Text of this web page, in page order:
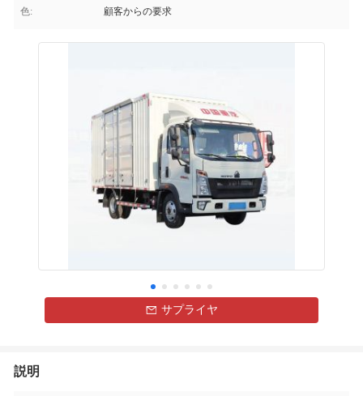
色:
顧客からの要求
サプライヤ
説明